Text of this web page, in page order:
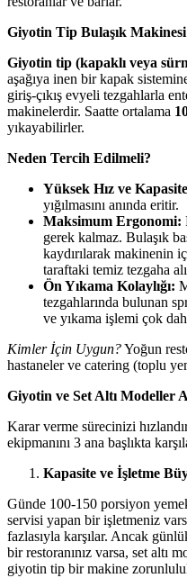
Giyotin Tip Bulaşık
Giyotin tip (kapaklı veya
aşağıya inen bir kapak
giriş-çıkış evyeli tezgahlarla
makinelerdir. Saatte ortalama
yıkayabilirler.
Neden Tercih Edilmeli?
Yüksek Hız ve
yığılmasını anında eritir.
Maksimum Ergonomi:
gerek kalmaz. Bulaşık
kaydırılarak makinenin
taraftaki temiz tezgaha
Ön Yıkama Kolaylığı:
tezgahlarında bulunan
ve yıkama işlemi çok
Kimler İçin Uygun?Yoğun
hastaneler ve catering (toplu
Giyotin ve Set Altı Modeller
Karar verme sürecinizi
ekipmanını 3 ana başlıkta
Kapasite ve İşletme
Günde 100-150 porsiyon
servisi yapan bir işletmeniz
fazlasıyla karşılar. Ancak
bir restoranınız varsa, set altı
giyotin tip bir makine